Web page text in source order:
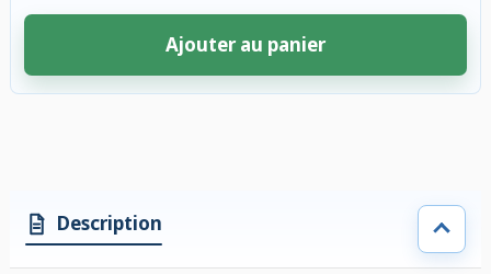
Ajouter au panier
Description